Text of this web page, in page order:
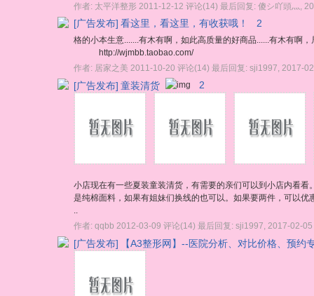
作者: 太平洋整形 2011-12-12 评论(14) 最后回复: 傻シ吖頭灬
[广告发布] 看这里，看这里，有收获哦！ 2
格的小本生意.......有木有啊，如此高质量的好商品......有木有啊
http://wjmbb.taobao.com/
作者: 居家之美 2011-10-20 评论(14) 最后回复: sji1997 2017-
[广告发布] 童装清货 2
小店现在有一些夏装童装清货，有需要的亲们可以到小店内看
是纯棉面料，如果有姐妹们换线的也可以。如果要两件，可以
作者: qqbb 2012-03-09 评论(14) 最后回复: sji1997 2017-02-05
[广告发布] 【A3整形网】--医院分析、对比价格、预